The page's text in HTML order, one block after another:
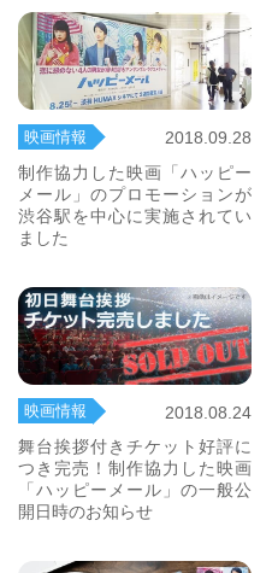
映画情報
2018.09.28
制作協力した映画「ハッピー
メール」のプロモーションが
渋谷駅を中心に実施されてい
ました
映画情報
2018.08.24
舞台挨拶付きチケット好評に
つき完売！制作協力した映画
「ハッピーメール」の一般公
開日時のお知らせ